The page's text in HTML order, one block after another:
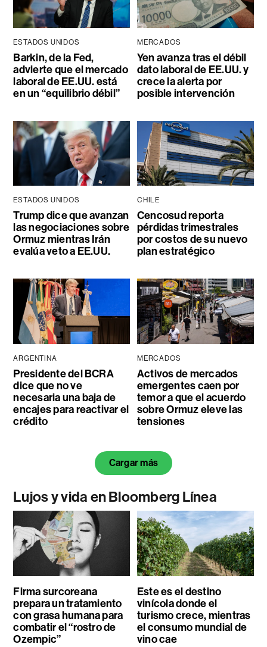
ESTADOS UNIDOS
Barkin, de la Fed,
advierte que el mercado
laboral de EE.UU. está
en un “equilibrio débil”
MERCADOS
Yen avanza tras el débil
dato laboral de EE.UU. y
crece la alerta por
posible intervención
ESTADOS UNIDOS
Trump dice que avanzan
las negociaciones sobre
Ormuz mientras Irán
evalúa veto a EE.UU.
CHILE
Cencosud reporta
pérdidas trimestrales
por costos de su nuevo
plan estratégico
ARGENTINA
Presidente del BCRA
dice que no ve
necesaria una baja de
encajes para reactivar el
crédito
MERCADOS
Activos de mercados
emergentes caen por
temor a que el acuerdo
sobre Ormuz eleve las
tensiones
Cargar más
Lujos y vida en Bloomberg Línea
Firma surcoreana
prepara un tratamiento
con grasa humana para
combatir el “rostro de
Ozempic”
Este es el destino
vinícola donde el
turismo crece, mientras
el consumo mundial de
vino cae